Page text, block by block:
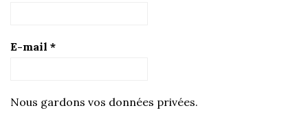
E-mail *
Nous gardons vos données privées.